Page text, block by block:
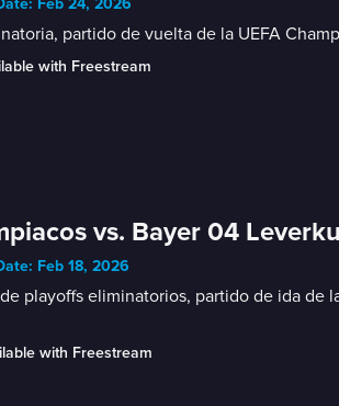
Feb 24, 2026
partido de vuelta de la UEFA
with Freestream
vs. Bayer 04
Feb 18, 2026
playoffs eliminatorios, partido de ida de
with Freestream